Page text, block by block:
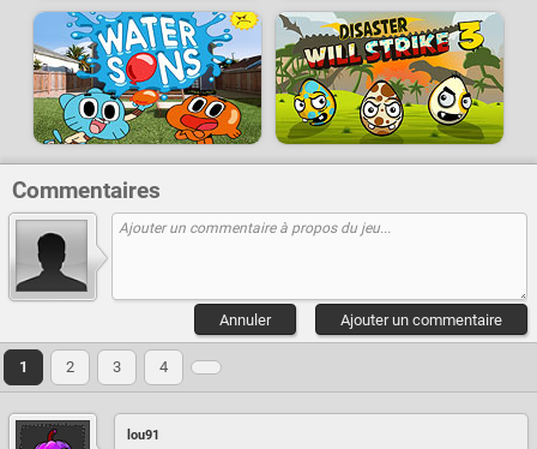
Commentaires
Ajouter un commentaire
Annuler
1 2 3 4
lou91